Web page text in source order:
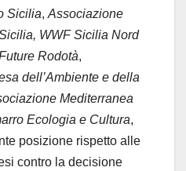
Sicilia, Associazione
WWF Sicilia Nord
Rodotà,
dell’Ambiente e della
Mediterranea
Ecologia e Cultura,
posizione rispetto alle
contro la decisione